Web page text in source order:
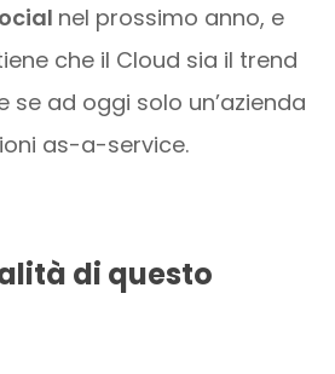
nel prossimo anno, e
che il Cloud sia il trend
se ad oggi solo un’azienda
as-a-service.
di questo